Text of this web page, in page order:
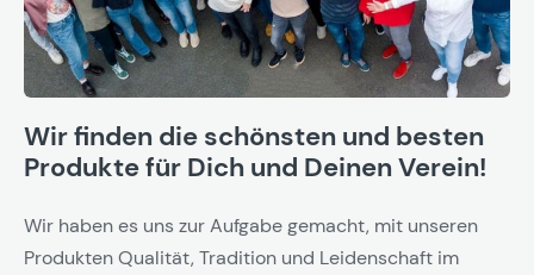
Wir finden die schönsten und besten
Produkte für Dich und Deinen Verein!
Wir haben es uns zur Aufgabe gemacht, mit unseren
Produkten Qualität, Tradition und Leidenschaft im